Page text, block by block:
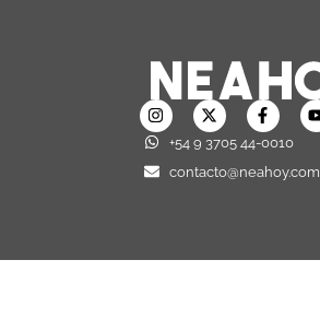
+54 9 3705 44-0010
contacto@neahoy.com